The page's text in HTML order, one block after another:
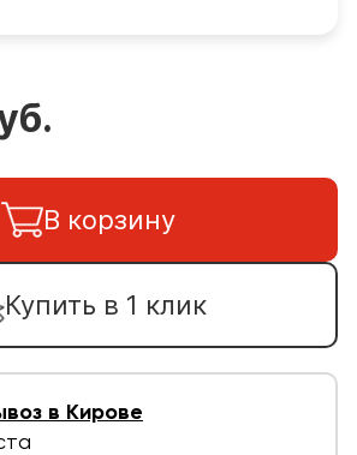
В корзину
Купить в 1 клик
в Кирове